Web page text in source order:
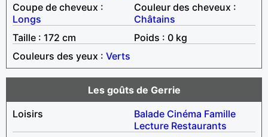
Coupe de cheveux :
Longs
Couleur des cheveux :
Châtains
Taille : 172 cm
Poids : 0 kg
Couleurs des yeux : Verts
Les goûts de Gerrie
Loisirs
Balade Cinéma Famille
Lecture Restaurants